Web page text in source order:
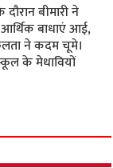
बीमारी ने
आर्थिक बाधाएं आई,
ने कदम चूमे।
के मेधावियों